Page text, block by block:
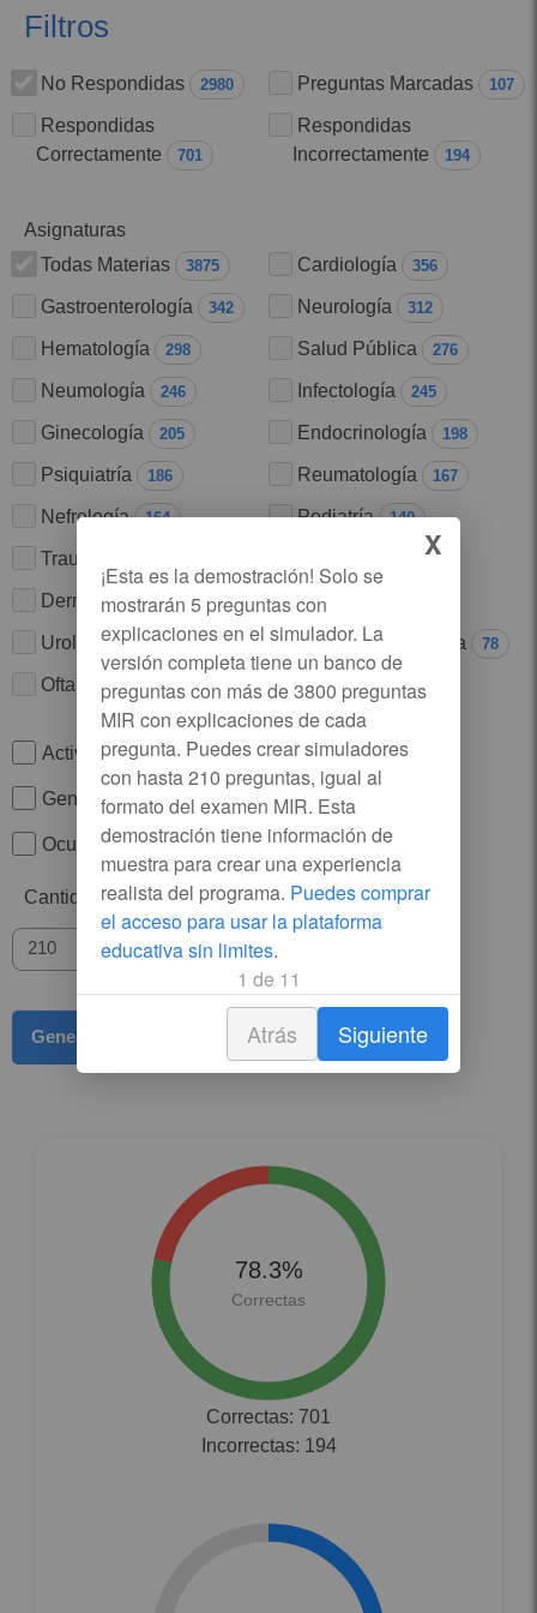
Filtros
No Respondidas 2980 Preguntas Marcadas 107
Respondidas
Correctamente
701
Respondidas
Incorrectamente
194
Asignaturas
Asignaturas
Todas Materias 3875 Cardiología 356
Gastroenterología 342 Neurología 312
Hematología 298 Salud Pública 276
Neumología 246 Infectología 245
Ginecología 205 Endocrinología 198
Psiquiatría 186 Reumatología 167
Nefrología 164 Pediatría 140
Traumatología
Dermatología 109 Cirugía
Urología 84 Otorrinolaringología 78
Oftalmología 72
Activar Temporizador
Generar Simulador sin explicaciones
Ocultar imágenes en las explicaciones
Cantidad de preguntas
Correctas: 701
Incorrectas: 194
X
Puedes comprar
el acceso para usar la plataforma
educativa sin limites
Atrás Siguiente